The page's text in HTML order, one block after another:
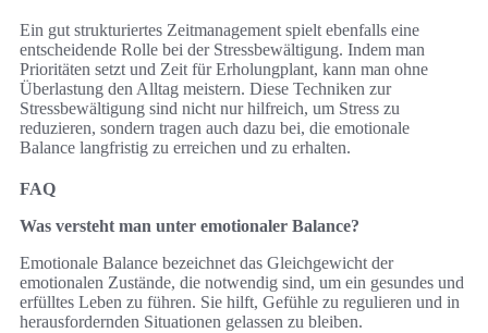
Ein gut strukturiertes Zeitmanagement spielt ebenfalls eine
entscheidende Rolle bei der Stressbewältigung. Indem man
Prioritäten setzt und Zeit für Erholungplant, kann man ohne
Überlastung den Alltag meistern. Diese Techniken zur
Stressbewältigung sind nicht nur hilfreich, um Stress zu
reduzieren, sondern tragen auch dazu bei, die emotionale
Balance langfristig zu erreichen und zu erhalten.
FAQ
Was versteht man unter emotionaler Balance?
Emotionale Balance bezeichnet das Gleichgewicht der
emotionalen Zustände, die notwendig sind, um ein gesundes und
erfülltes Leben zu führen. Sie hilft, Gefühle zu regulieren und in
herausfordernden Situationen gelassen zu bleiben.